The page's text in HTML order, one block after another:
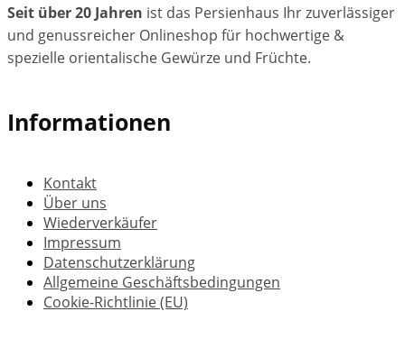
Seit über 20 Jahren ist das Persienhaus Ihr zuverlässiger
und genussreicher Onlineshop für hochwertige &
spezielle orientalische Gewürze und Früchte.
Informationen
Kontakt
Über uns
Wiederverkäufer
Impressum
Datenschutzerklärung
Allgemeine Geschäftsbedingungen
Cookie-Richtlinie (EU)